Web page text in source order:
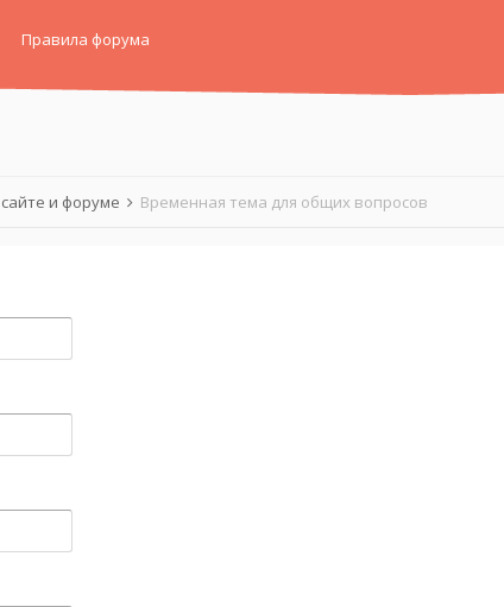
Правила форума
и форуме Временная тема для общих вопросов